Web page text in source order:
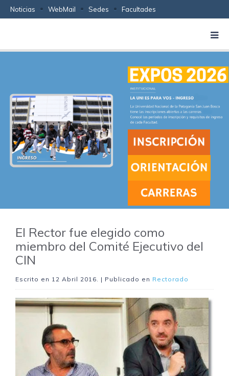
Noticias WebMail Sedes Facultades
El Rector fue elegido como
miembro del Comité Ejecutivo del
CIN
Escrito en 12 Abril 2016. | Publicado en Rectorado